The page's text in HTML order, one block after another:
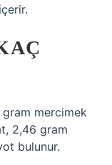
gram mercimek
2,46 gram
bulunur.